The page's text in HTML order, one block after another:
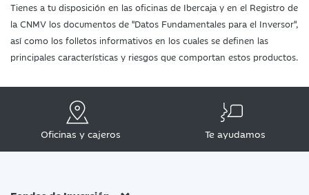
Tienes a tu disposición en las oficinas de Ibercaja y en el Registro de
la CNMV los documentos de "Datos Fundamentales para el Inversor",
así como los folletos informativos en los cuales se definen las
principales características y riesgos que comportan estos productos.
Oficinas y cajeros Te ayudamos